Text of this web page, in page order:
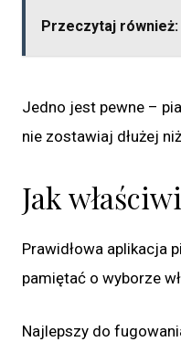
Przeczytaj również:
Jedno jest pewne –
nie zostawiaj dłużej
Jak
Prawidłowa aplikacja
pamiętać o wyborze
Najlepszy do